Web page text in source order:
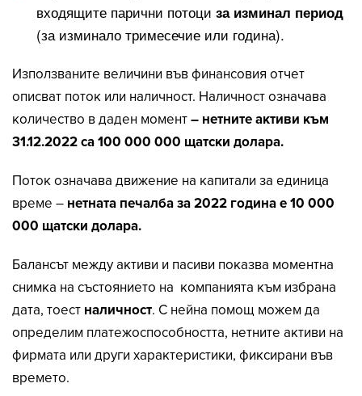
входящите парични потоци за изминал период
(за изминало тримесечие или година).
Използваните величини във финансовия отчет
описват поток или наличност. Наличност означава
количество в даден момент– нетните активи към
31.12.2022 са 100 000 000 щатски долара.
Поток означава движение на капитали за единица
време – нетната печалба за 2022 година е 10 000
000 щатски долара.
Балансът между активи и пасиви показва моментна
снимка на състоянието на компанията към избрана
дата, тоест наличност. С нейна помощ можем да
определим платежоспособността, нетните активи на
фирмата или други характеристики, фиксирани във
времето.